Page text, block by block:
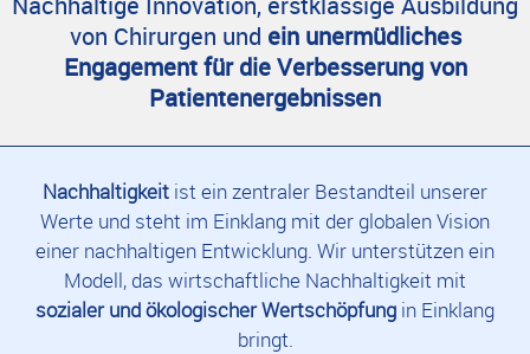
von Chirurgen und ein unermüdliches
Engagement für die Verbesserung von
Patientenergebnissen
Nachhaltigkeit ist ein zentraler Bestandteil unserer
Werte und steht im Einklang mit der globalen Vision
einer nachhaltigen Entwicklung. Wir unterstützen ein
Modell, das wirtschaftliche Nachhaltigkeit mit
sozialer und ökologischer Wertschöpfung in Einklang
bringt.